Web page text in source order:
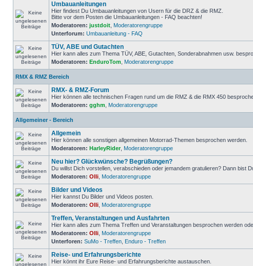
Umbauanleitungen
Hier findest Du Umbauanleitungen von Usern für die DRZ & die RMZ.
Bitte vor dem Posten die Umbauanleitungen - FAQ beachten!
Moderatoren: justdoit Moderatorengruppe
Unterforum: Umbauanleitung - FAQ
TÜV, ABE und Gutachten
Hier kann alles zum Thema TÜV, ABE, Gutachten, Sonderabnahmen usw.
Moderatoren: EnduroTom Moderatorengruppe
RMX & RMZ Bereich
RMX- & RMZ-Forum
Hier können alle technischen Fragen rund um die RMZ & die RMX 450
Moderatoren: gghm Moderatorengruppe
Allgemeiner - Bereich
Allgemein
Hier können alle sonstigen allgemeinen Motorrad-Themen besprochen werden.
Moderatoren: HarleyRider, Moderatorengruppe
Neu hier? Glückwünsche? Begrüßungen?
Du willst Dich vorstellen, verabschieden oder jemandem gratulieren? Dann bist
Moderatoren: Olli Moderatorengruppe
Bilder und Videos
Hier kannst Du Bilder und Videos posten.
Moderatoren: Olli Moderatorengruppe
Treffen, Veranstaltungen und Ausfahrten
Hier kann alles zum Thema Treffen und Veranstaltungen besprochen werden
Moderatoren: Olli Moderatorengruppe
Unterforen: SuMo - Treffen Enduro - Treffen
Reise- und Erfahrungsberichte
Hier könnt ihr Eure Reise- und Erfahrungsberichte austauschen.